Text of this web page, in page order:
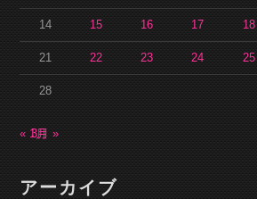
14 15 16 17 18
21 22 23 24 25
28
« 1月3月 »
アーカイブ